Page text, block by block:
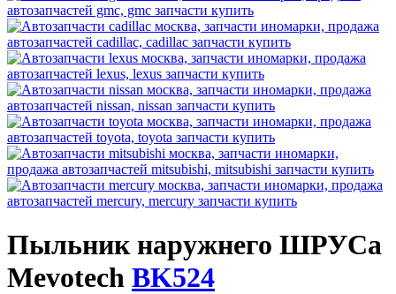
Пыльник наружнего ШРУСа
Mevotech BK524